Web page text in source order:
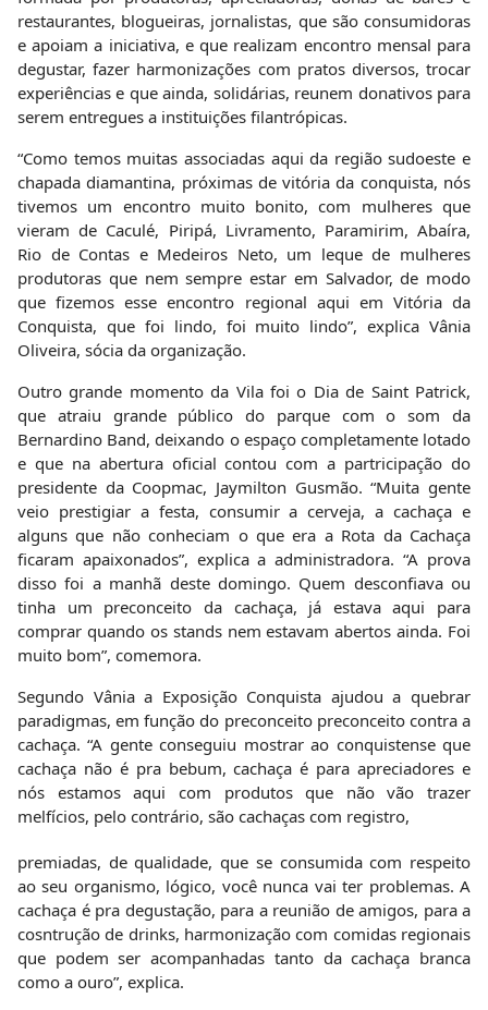
restaurantes, blogueiras, jornalistas, que são consumidoras
e apoiam a iniciativa, e que realizam encontro mensal para
degustar, fazer harmonizações com pratos diversos, trocar
experiências e que ainda, solidárias, reunem donativos para
serem entregues a instituições filantrópicas.
“Como temos muitas associadas aqui da região sudoeste e
chapada diamantina, próximas de vitória da conquista, nós
tivemos um encontro muito bonito, com mulheres que
vieram de Caculé, Piripá, Livramento, Paramirim, Abaíra,
Rio de Contas e Medeiros Neto, um leque de mulheres
produtoras que nem sempre estar em Salvador, de modo
que fizemos esse encontro regional aqui em Vitória da
Conquista, que foi lindo, foi muito lindo”, explica Vânia
Oliveira, sócia da organização.
Outro grande momento da Vila foi o Dia de Saint Patrick,
que atraiu grande público do parque com o som da
Bernardino Band, deixando o espaço completamente lotado
e que na abertura oficial contou com a partricipação do
presidente da Coopmac, Jaymilton Gusmão. “Muita gente
veio prestigiar a festa, consumir a cerveja, a cachaça e
alguns que não conheciam o que era a Rota da Cachaça
ficaram apaixonados”, explica a administradora. “A prova
disso foi a manhã deste domingo. Quem desconfiava ou
tinha um preconceito da cachaça, já estava aqui para
comprar quando os stands nem estavam abertos ainda. Foi
muito bom”, comemora.
Segundo Vânia a Exposição Conquista ajudou a quebrar
paradigmas, em função do preconceito preconceito contra a
cachaça. “A gente conseguiu mostrar ao conquistense que
cachaça não é pra bebum, cachaça é para apreciadores e
nós estamos aqui com produtos que não vão trazer
melfícios, pelo contrário, são cachaças com registro,
premiadas, de qualidade, que se consumida com respeito
ao seu organismo, lógico, você nunca vai ter problemas. A
cachaça é pra degustação, para a reunião de amigos, para a
cosntrução de drinks, harmonização com comidas regionais
que podem ser acompanhadas tanto da cachaça branca
como a ouro”, explica.